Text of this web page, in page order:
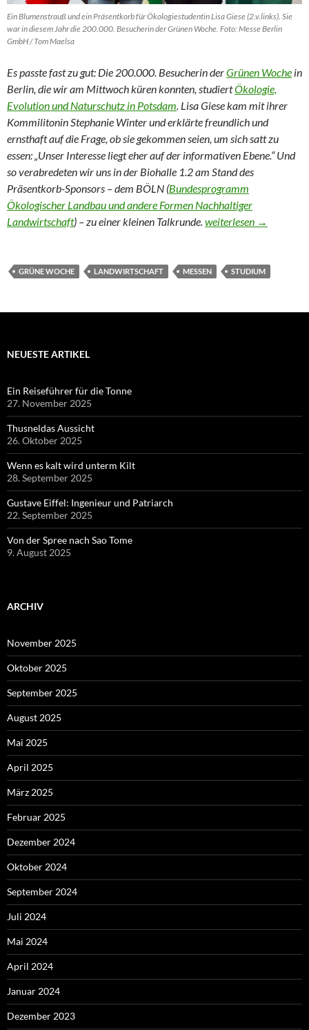
Ein Blumenstrauß und ein Präsentkorb für Ökologiestudentin Lisa Giese (2.v.links). Sie
war in diesem Jahr die 200.000. Besucherin der Grünen Woche. Foto: Messe Berlin
GmbH / Tom Maelsa
Es passte fast zu gut: Die 200.000. Besucherin derGrünen Woche in
Berlin, die wir am Mittwoch küren konnten, studiertÖkologie,
Evolution und Naturschutz in Potsdam. Lisa Giese kam mit ihrer
Kommilitonin Stephanie Winter und erklärte freundlich und
ernsthaft auf die Frage, ob sie gekommen seien, um sich satt zu
essen: „Unser Interesse liegt eher auf der informativen Ebene.“ Und
so verabredeten wir uns in der Biohalle 1.2 am Stand des
Präsentkorb-Sponsors – dem BÖLN (Bundesprogramm
Ökologischer Landbau und andere Formen Nachhaltiger
Landwirtschaft) – zu einer kleinen Talkrunde.„Wir fahren
weiterlesen →
GRÜNE WOCHE LANDWIRTSCHAFT MESSEN STUDIUM
NEUESTE ARTIKEL
Ein Reiseführer für die Tonne
27. November 2025
Thusneldas Aussicht
26. Oktober 2025
Wenn es kalt wird unterm Kilt
28. September 2025
Gustave Eiffel: Ingenieur und Patriarch
22. September 2025
Von der Spree nach Sao Tome
9. August 2025
ARCHIV
November 2025
Oktober 2025
September 2025
August 2025
Mai 2025
April 2025
März 2025
Februar 2025
Dezember 2024
Oktober 2024
September 2024
Juli 2024
Mai 2024
April 2024
Januar 2024
Dezember 2023